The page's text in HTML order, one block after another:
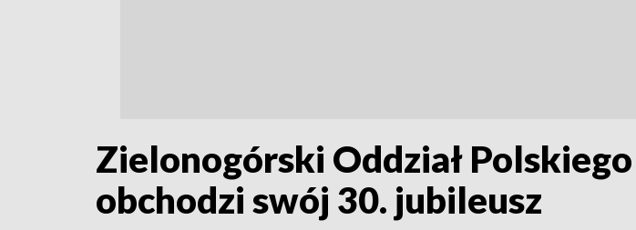
Zielonogórski Oddział
obchodzi swój 30. jubileusz